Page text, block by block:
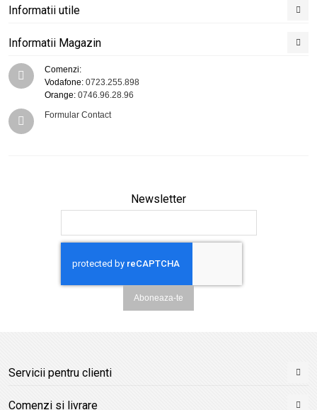
Informatii utile
Informatii Magazin
Comenzi:
Vodafone: 0723.255.898
Orange: 0746.96.28.96
Formular Contact
Newsletter
Aboneaza-te
Servicii pentru clienti
Comenzi si livrare